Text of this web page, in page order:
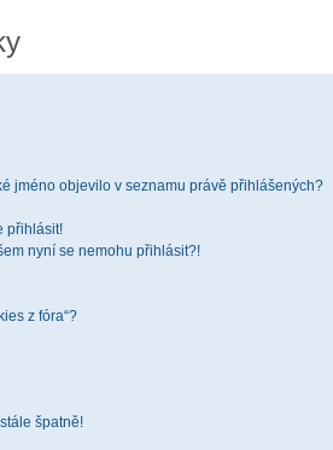
jméno objevilo v seznamu právě přihlášených?
přihlásit!
nyní se nemohu přihlásit?!
z fóra“?
špatně!